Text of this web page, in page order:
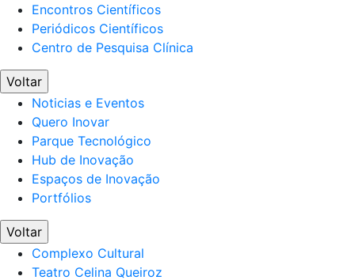
Encontros Científicos
Periódicos Científicos
Centro de Pesquisa Clínica
Voltar
Noticias e Eventos
Quero Inovar
Parque Tecnológico
Hub de Inovação
Espaços de Inovação
Portfólios
Voltar
Complexo Cultural
Teatro Celina Queiroz